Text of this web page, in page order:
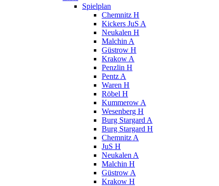
Spielplan
Chemnitz H
Kickers JuS A
Neukalen H
Malchin A
Güstrow H
Krakow A
Penzlin H
Pentz A
Waren H
Röbel H
Kummerow A
Wesenberg H
Burg Stargard A
Burg Stargard H
Chemnitz A
JuS H
Neukalen A
Malchin H
Güstrow A
Krakow H